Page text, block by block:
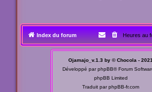
Index du forum Heures au
Ojamajo_v.1.3 by © Chocola - 2021
Développé parphpBB® Forum
phpBB Limited
Traduit parphpBB-fr.com